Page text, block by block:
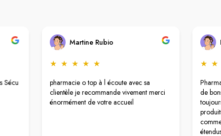
Sécu
Martine Rubio
★ ★ ★ ★ ★
pharmacie o top à l écoute avec sa
clientèle je recommande vivement merci
énormément de votre accueil
★ ★
de